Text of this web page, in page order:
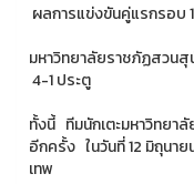
ผลการแข่งขันคู่แรกรอบ
มหาวิทยาลัยราชภัฏสวน
4-1 ประตู
ทั้งนี้ ทีมนักเตะมหาวิทยา
อีกครั้ง ในวันที่ 12 มิถุนา
เทพ